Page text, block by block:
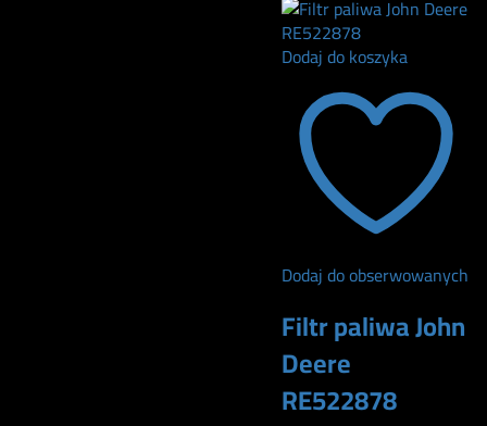
Dodaj do koszyka
Dodaj do obserwowanych
Filtr paliwa John
Deere
RE522878